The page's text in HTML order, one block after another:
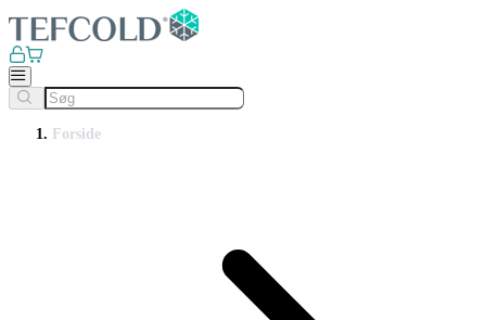
Forside